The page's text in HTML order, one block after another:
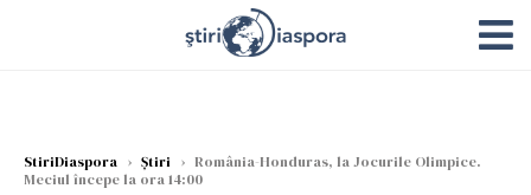
StiriDiaspora › Știri › România-Honduras, la Jocurile Olimpice.
Meciul începe la ora 14:00